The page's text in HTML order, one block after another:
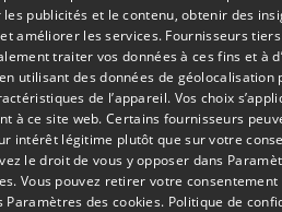
26/05/2026
: Michel Beaufays,
de l'élu en milieu
Dominique
les publicités et le contenu, obtenir des
et améliorer les services. Fournisseurs
traiter vos données à ces fins et à
utilisant des données de géolocalisation
de l’appareil. Vos choix
à ce site web. Certains fournisseurs
intérêt légitime plutôt que sur votre
le droit de vous y opposer dans
. Vous pouvez retirer votre
Paramètres des cookies. Politique de